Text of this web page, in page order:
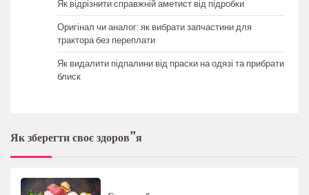
Як відрізнити справжній аметист від підробки
Оригінал чи аналог: як вибрати запчастини для
трактора без переплати
Як видалити підпалини від праски на одязі та прибрати
блиск
Як зберегти своє здоров”я